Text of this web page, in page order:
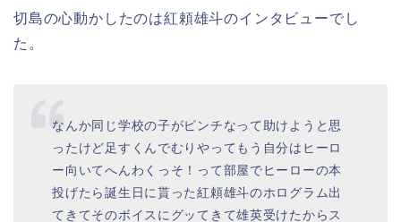
切島の心動かしたのは紅頼雄斗のインタビューでし
た。
なんか同じ学校の子がピンチなって助けようと思
ったけど足すくんでむりやってもう自分はヒーロ
ー向いてへんわくっそ！って部屋でヒーローの本
投げたら誕生日に貰った紅頼雄斗のホログラム出
てきてそのボイスにグッてきて雄英受けたからス